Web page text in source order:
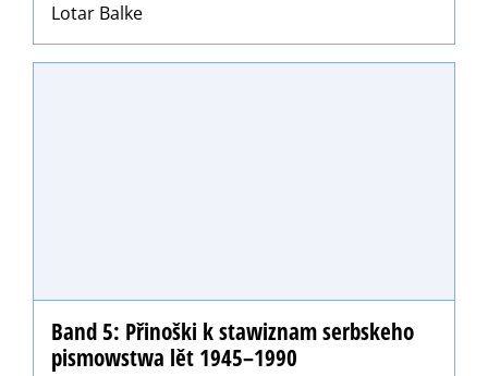
Lotar Balke
Band 5: Přinoški k stawiznam serbskeho
pismowstwa lět 1945–1990